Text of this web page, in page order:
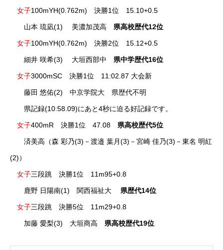
女子100mYH(0.762m) 決勝1位 15.10+0.5
山本 琉凪(1) 美濃加茂高 県高校歴代12位
女子100mYH(0.762m) 決勝2位 15.12+0.5
細井 咲希(3) 大垣西部中 県中学歴代16位
女子3000mSC 決勝1位 11:02.87 大会新
藤田 悠佑(2) 中京学院大 県歴代不明
県記録(10:58.09)にあと4秒に迫る好記録です。
女子400mR 決勝1位 47.08 県高校歴代5位
済美高（森 彩乃(3)－渡邉 葉月(3)－宮崎 佳乃(3)－東名 明紅
(2)）
女子三段跳 決勝1位 11m95+0.8
鹿野 日陽南(1) 関西福祉大 県歴代14位
女子三段跳 決勝5位 11m29+0.8
加藤 愛梨(3) 大垣商高 県高校歴代19位